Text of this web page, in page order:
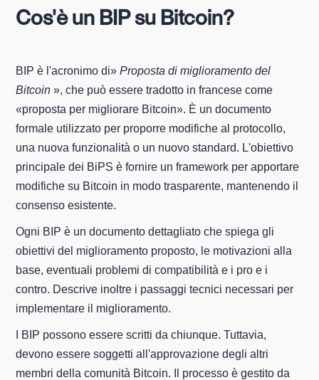
Cos'è un BIP su Bitcoin?
BIP è l'acronimo di»Proposta di miglioramento del
Bitcoin », che può essere tradotto in francese come
«proposta per migliorare Bitcoin». È un documento
formale utilizzato per proporre modifiche al protocollo,
una nuova funzionalità o un nuovo standard. L'obiettivo
principale dei BiPS è fornire un framework per apportare
modifiche su Bitcoin in modo trasparente, mantenendo il
consenso esistente.
Ogni BIP è un documento dettagliato che spiega gli
obiettivi del miglioramento proposto, le motivazioni alla
base, eventuali problemi di compatibilità e i pro e i
contro. Descrive inoltre i passaggi tecnici necessari per
implementare il miglioramento.
I BIP possono essere scritti da chiunque. Tuttavia,
devono essere soggetti all'approvazione degli altri
membri della comunità Bitcoin. Il processo è gestito da